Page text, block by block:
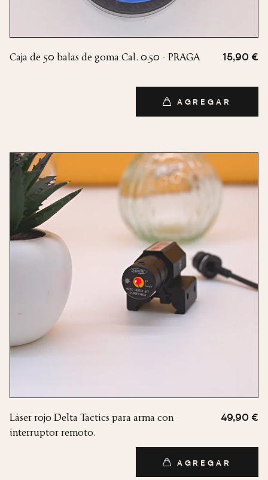
Caja de 50 balas de goma Cal. 0.50 - PRAGA 15,90 €
AGREGAR
Láser rojo Delta Tactics para arma con
interruptor remoto.
49,90 €
AGREGAR